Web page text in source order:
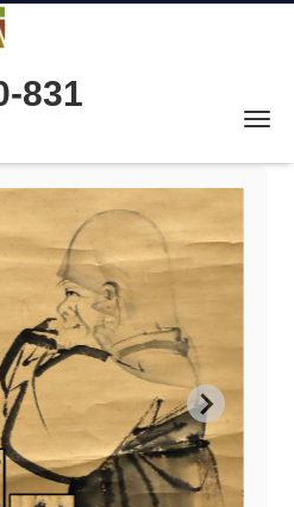
831